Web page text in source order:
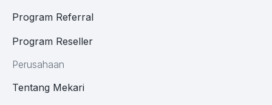
Program Referral
Program Reseller
Perusahaan
Tentang Mekari